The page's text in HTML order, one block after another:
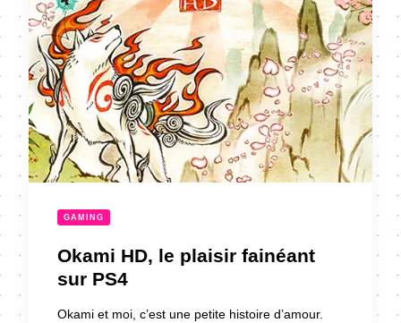
GAMING
Okami HD, le plaisir fainéant
sur PS4
Okami et moi, c’est une petite histoire d’amour.